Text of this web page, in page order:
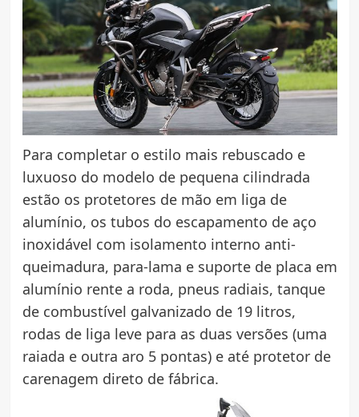
Para completar o estilo mais rebuscado e
luxuoso do modelo de pequena cilindrada
estão os protetores de mão em liga de
alumínio, os tubos do escapamento de aço
inoxidável com isolamento interno anti-
queimadura, para-lama e suporte de placa em
alumínio rente a roda, pneus radiais, tanque
de combustível galvanizado de 19 litros,
rodas de liga leve para as duas versões (uma
raiada e outra aro 5 pontas) e até protetor de
carenagem direto de fábrica.